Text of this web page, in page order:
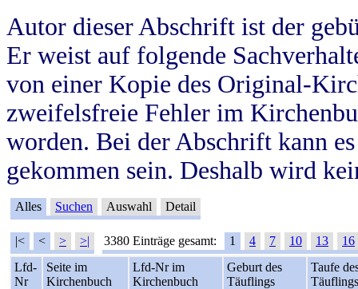
Autor dieser Abschrift ist der
Er weist auf folgende
von einer Kopie des Original-
zweifelsfreie Fehler im
worden. Bei der Abschrift kann
gekommen sein. Deshalb wird
Alles Suchen Auswahl Detail
|< < > >| 3380 Einträge gesamt: 1 4 7 10 13
16
Lfd-
Nr
Seite im
Kirchenbuch
Lfd-Nr im
Kirchenbuch
Geburt des
Täuflings
Taufe
Täuflings